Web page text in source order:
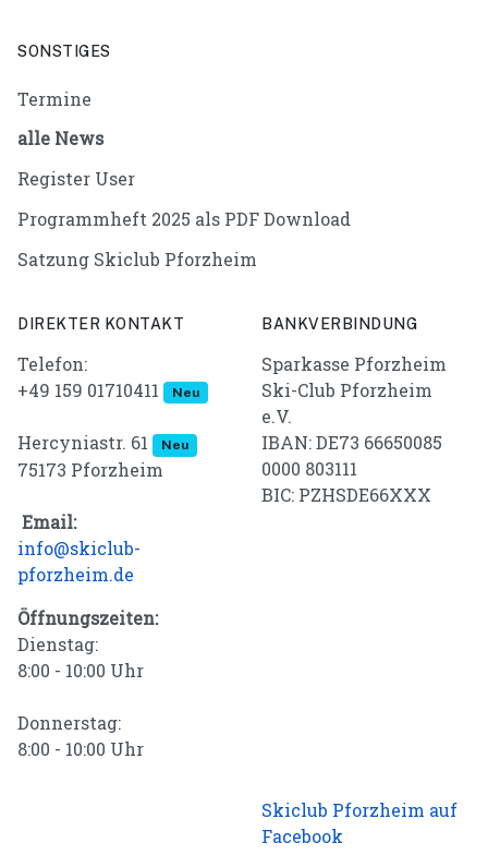
SONSTIGES
Termine
alle News
Register User
Programmheft 2025 als PDF Download
Satzung Skiclub Pforzheim
DIREKTER KONTAKT
Telefon:
+49 159 01710411
Neu
Hercyniastr. 61 Neu
75173 Pforzheim
Email:
info@skiclub-
pforzheim.de
Öffnungszeiten:
Dienstag:
8:00 - 10:00 Uhr
Donnerstag:
8:00 - 10:00 Uhr
BANKVERBINDUNG
Sparkasse Pforzheim
Ski-Club Pforzheim
e.V.
IBAN: DE73 66650085
0000 803111
BIC: PZHSDE66XXX
Skiclub Pforzheim auf
Facebook